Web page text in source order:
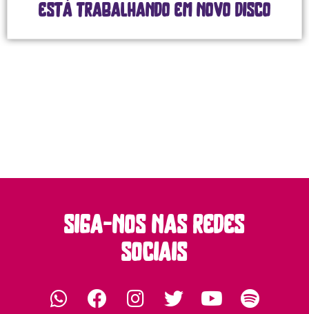
está trabalhando em novo disco
siga-nos nas redes
sociais